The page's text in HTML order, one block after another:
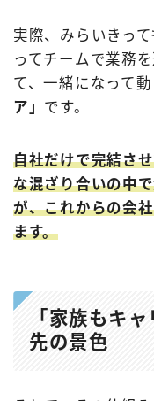
実際、みらいきっ
ってチームで業務
て、一緒になって
ア」 です。
自社だけで完結さ
な混ざり合いの中
が、これからの会
ます。
「家族もキ
先の景色